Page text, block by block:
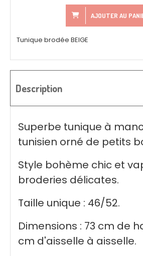
AJOUTER AU
Tunique brodée BEIGE
Description
Superbe tunique à
tunisien orné de petits
Style bohème chic et
broderies délicates.
Taille unique : 46/52.
Dimensions : 73 cm de
cm d'aisselle à aisselle.